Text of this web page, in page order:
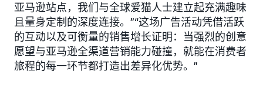
亚马逊站点，我们与全球爱猫人士建立起充满趣味
且量身定制的深度连接。”“这场广告活动凭借活跃
的互动以及可衡量的销售增长证明：当强烈的创意
愿望与亚马逊全渠道营销能力碰撞，就能在消费者
旅程的每一环节都打造出差异化优势。”